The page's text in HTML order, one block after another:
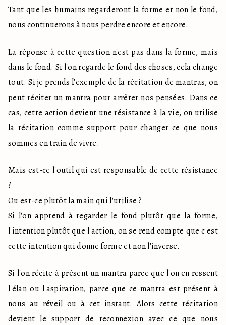
Tant que les humains regarderont la forme et non le fond,
nous continuerons à nous perdre encore et encore.
La réponse à cette question n'est pas dans la forme, mais
dans le fond. Si l'on regarde le fond des choses, cela change
tout. Si je prends l'exemple de la récitation de mantras, on
peut réciter un mantra pour arrêter nos pensées. Dans ce
cas, cette action devient une résistance à la vie, on utilise
la récitation comme support pour changer ce que nous
sommes en train de vivre.
Mais est-ce l'outil qui est responsable de cette résistance
?
Ou est-ce plutôt la main qui l'utilise ?
Si l'on apprend à regarder le fond plutôt que la forme,
l'intention plutôt que l'action, on se rend compte que c'est
cette intention qui donne forme et non l'inverse.
Si l'on récite à présent un mantra parce que l'on en ressent
l'élan ou l'aspiration, parce que ce mantra est présent à
nous au réveil ou à cet instant. Alors cette récitation
devient le support de reconnexion avec ce que nous